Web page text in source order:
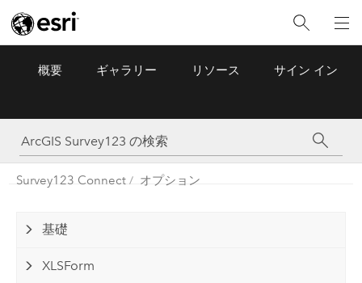
ArcGIS Survey123
概要 ギャラリー リソース サイン イン
Survey123 Connect オプション
基礎
XLSForm